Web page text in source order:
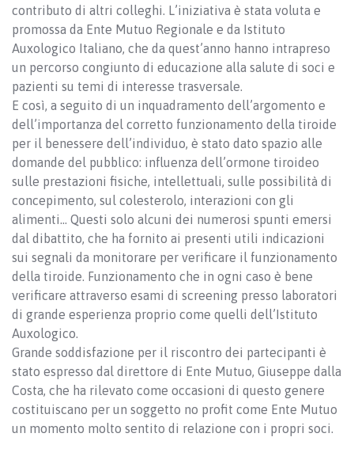
contributo di altri colleghi. L’iniziativa è stata voluta e
promossa da Ente Mutuo Regionale e da Istituto
Auxologico Italiano, che da quest’anno hanno intrapreso
un percorso congiunto di educazione alla salute di soci e
pazienti su temi di interesse trasversale.
E così, a seguito di un inquadramento dell’argomento e
dell’importanza del corretto funzionamento della tiroide
per il benessere dell’individuo, è stato dato spazio alle
domande del pubblico: influenza dell’ormone tiroideo
sulle prestazioni fisiche, intellettuali, sulle possibilità di
concepimento, sul colesterolo, interazioni con gli
alimenti… Questi solo alcuni dei numerosi spunti emersi
dal dibattito, che ha fornito ai presenti utili indicazioni
sui segnali da monitorare per verificare il funzionamento
della tiroide. Funzionamento che in ogni caso è bene
verificare attraverso esami di screening presso laboratori
di grande esperienza proprio come quelli dell’Istituto
Auxologico.
Grande soddisfazione per il riscontro dei partecipanti è
stato espresso dal direttore di Ente Mutuo, Giuseppe dalla
Costa, che ha rilevato come occasioni di questo genere
costituiscano per un soggetto no profit come Ente Mutuo
un momento molto sentito di relazione con i propri soci.